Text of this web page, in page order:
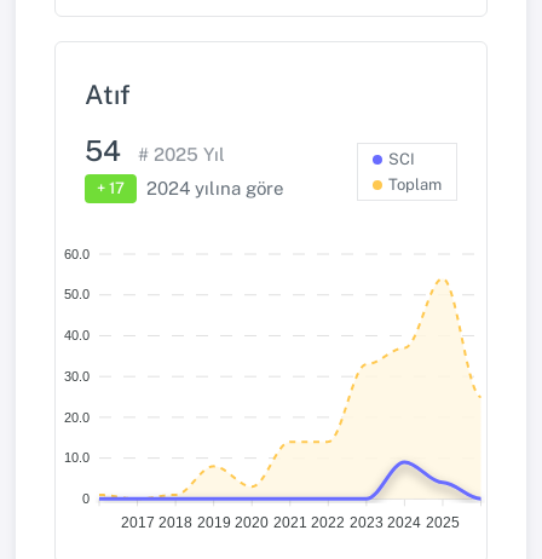
Atıf
54 # 2025 Yıl
+ 17 2024 yılına göre
SCI
Toplam
60.0
50.0
40.0
30.0
20.0
10.0
0
2017 2018 2019 2020 2021 2022 2023 2024 2025